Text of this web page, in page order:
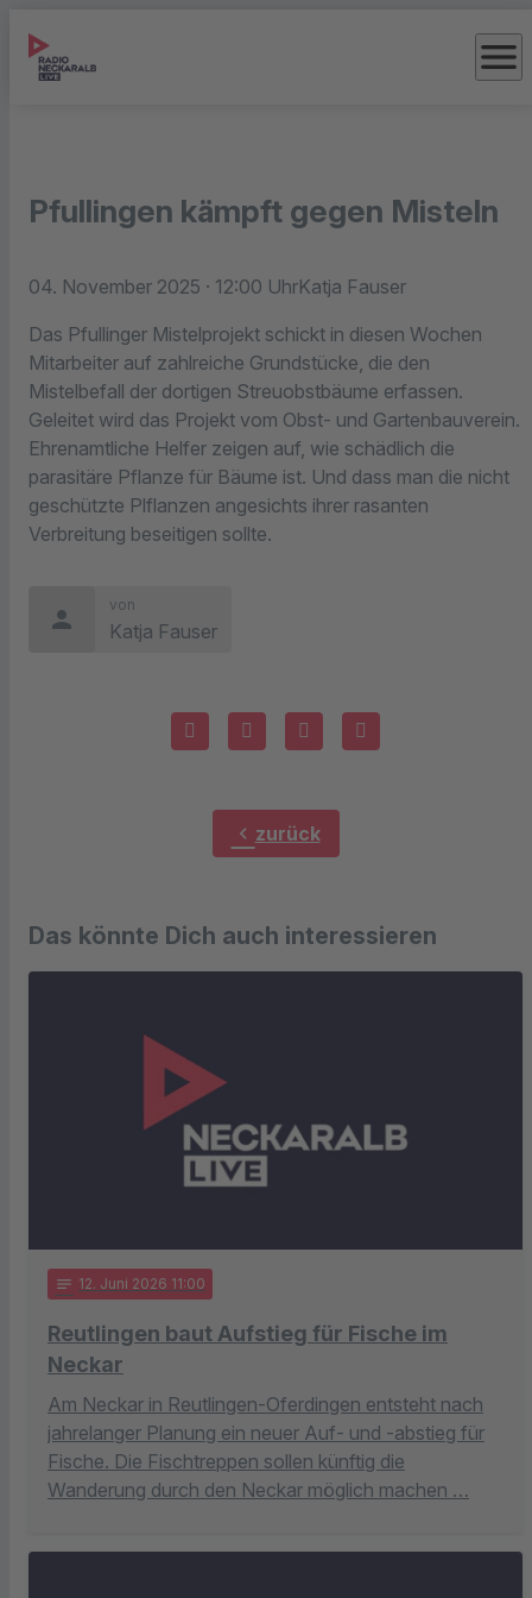
menu
Pfullingen kämpft gegen Misteln
04. November 2025 · 12:00 UhrKatja Fauser
Das Pfullinger Mistelprojekt schickt in diesen Wochen
Mitarbeiter auf zahlreiche Grundstücke, die den
Mistelbefall der dortigen Streuobstbäume erfassen.
Geleitet wird das Projekt vom Obst- und Gartenbauverein.
Ehrenamtliche Helfer zeigen auf, wie schädlich die
parasitäre Pflanze für Bäume ist. Und dass man die nicht
geschützte Plflanzen angesichts ihrer rasanten
Verbreitung beseitigen sollte.
person
von
Katja Fauser
chevron_left zurück
Das könnte Dich auch interessieren
notes 12. Juni 2026 11:00
Reutlingen baut Aufstieg für Fische im
Neckar
Am Neckar in Reutlingen-Oferdingen entsteht nach
jahrelanger Planung ein neuer Auf- und -abstieg für
Fische. Die Fischtreppen sollen künftig die
Wanderung durch den Neckar möglich machen …